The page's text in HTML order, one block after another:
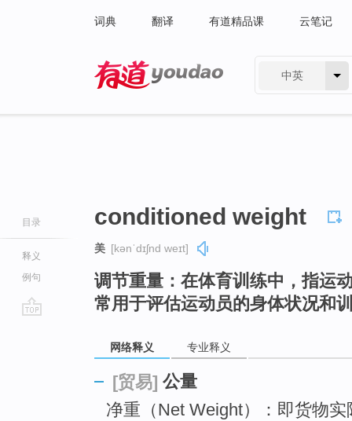
词典 翻译 有道精品课 云笔记
中英
目录
释义
例句
conditioned weight
美 [kənˈdɪʃnd weɪt]
调节重量：在体育训练中，指运
常用于评估运动员的身体状况和
网络释义 专业释义
[贸易] 公量
净重（Net Weight）：即货物